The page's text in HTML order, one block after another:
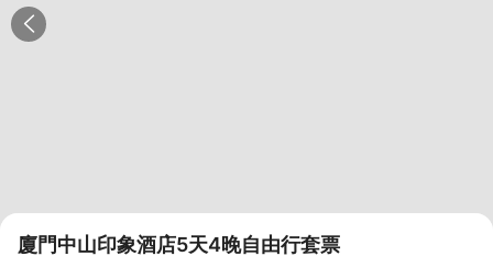
廈門中山印象酒店5天4晚自由行套票